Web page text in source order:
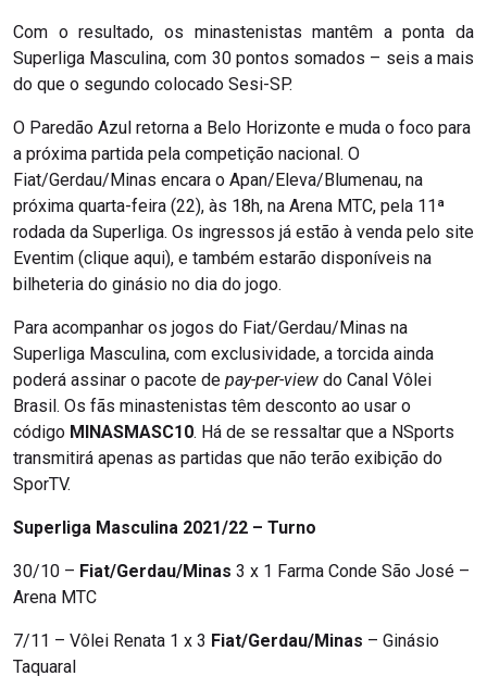
Com o resultado, os minastenistas mantêm a ponta da
Superliga Masculina, com 30 pontos somados – seis a mais
do que o segundo colocado Sesi-SP.
O Paredão Azul retorna a Belo Horizonte e muda o foco para
a próxima partida pela competição nacional. O
Fiat/Gerdau/Minas encara o Apan/Eleva/Blumenau, na
próxima quarta-feira (22), às 18h, na Arena MTC, pela 11ª
rodada da Superliga. Os ingressos já estão à venda pelo site
Eventim (clique aqui), e também estarão disponíveis na
bilheteria do ginásio no dia do jogo.
Para acompanhar os jogos do Fiat/Gerdau/Minas na
Superliga Masculina, com exclusividade, a torcida ainda
poderá assinar o pacote de pay-per-view do Canal Vôlei
Brasil. Os fãs minastenistas têm desconto ao usar o
código MINASMASC10. Há de se ressaltar que a NSports
transmitirá apenas as partidas que não terão exibição do
SporTV.
Superliga Masculina 2021/22 – Turno
30/10 – Fiat/Gerdau/Minas 3 x 1 Farma Conde São José –
Arena MTC
7/11 – Vôlei Renata 1 x 3 Fiat/Gerdau/Minas – Ginásio
Taquaral